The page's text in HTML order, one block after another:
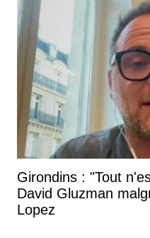
Girondins : "Tout
David Gluzman
Lopez